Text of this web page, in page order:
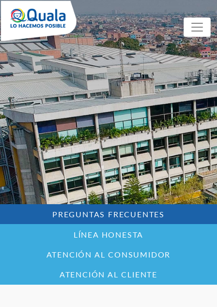
PREGUNTAS FRECUENTES
LÍNEA HONESTA
ATENCIÓN AL CONSUMIDOR
ATENCIÓN AL CLIENTE